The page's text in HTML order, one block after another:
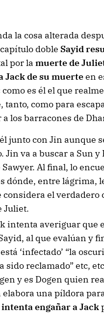
la cosa alterada
doble Sayid
por la muerte de
Jack de su muerteen
es él el que
tanto, como para
los barracones de
junto con Jin aunque
Jin va a buscar a Sun y
Al final, lo
dónde, entre lágrima,
considera el verdadero
Juliet.
intenta averiguar que
al que evalúan y
‘infectado’ “la
sido reclamado” etc, etc
y es Dogen quien
una píldora
intenta engañar a Jack